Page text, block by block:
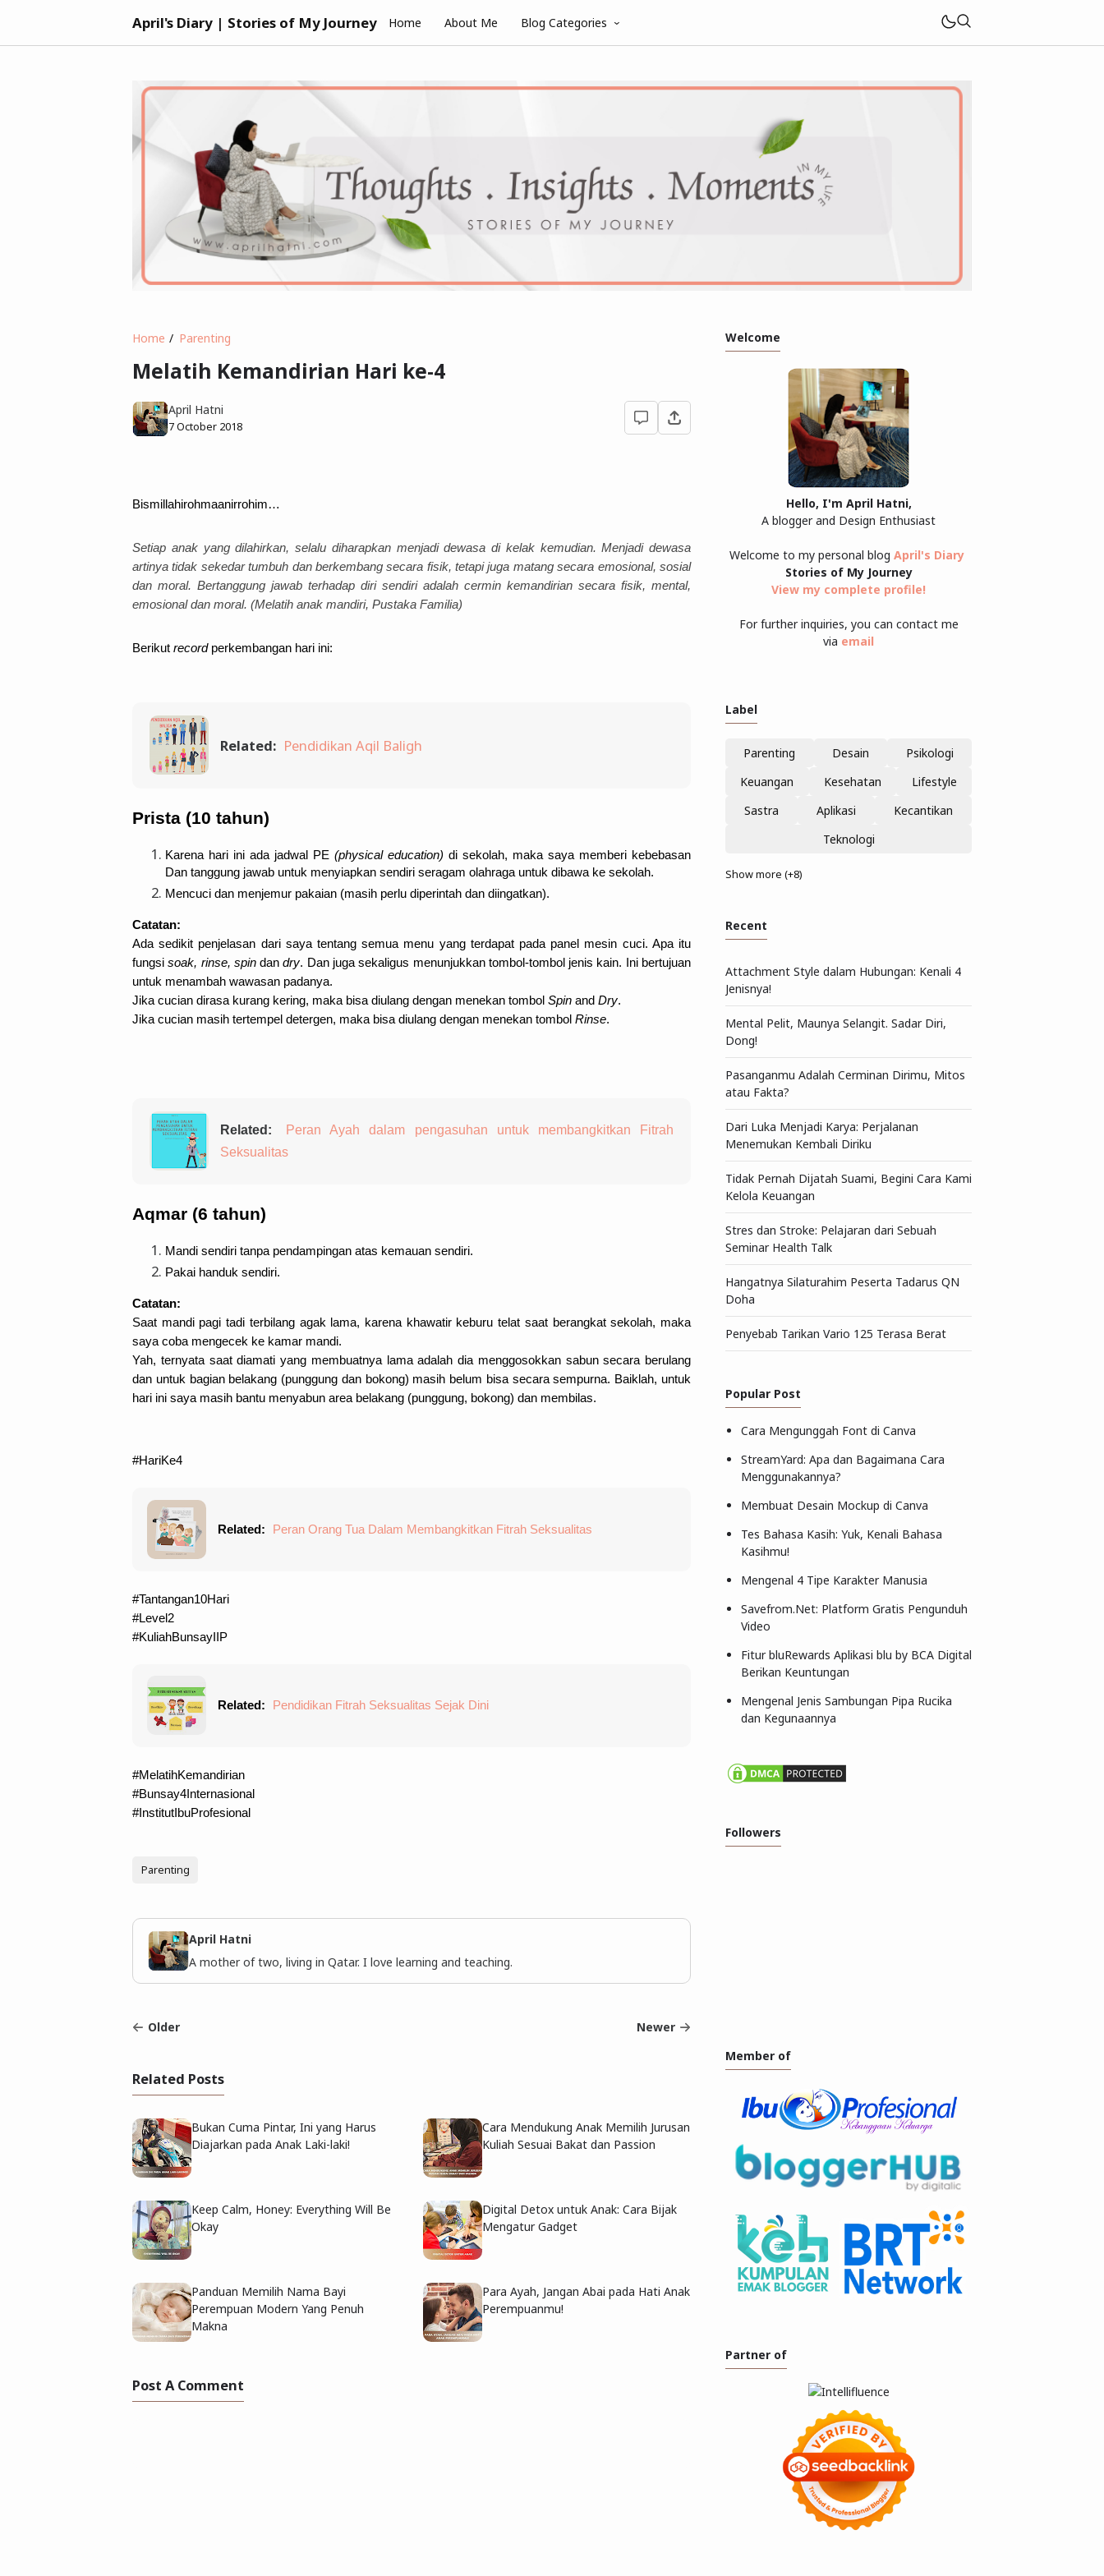
April's Diary | Stories of My Journey Home About Me Blog Categories
Home Parenting
Melatih Kemandirian Hari ke-4
April Hatni
7 October 2018
Bismillahirohmaanirrohim…
Setiap anak yang dilahirkan, selalu diharapkan menjadi dewasa di kelak kemudian. Menjadi dewasa
artinya tidak sekedar tumbuh dan berkembang secara fisik, tetapi juga matang secara emosional, sosial
dan moral. Bertanggung jawab terhadap diri sendiri adalah cermin kemandirian secara fisik, mental,
emosional dan moral. (Melatih anak mandiri, Pustaka Familia)
Berikut record perkembangan hari ini:
Related: Pendidikan Aqil Baligh
Karena hari ini ada jadwal PE (physical education) di sekolah, maka saya memberi kebebasan
Dan tanggung jawab untuk menyiapkan sendiri seragam olahraga untuk dibawa ke sekolah.
Mencuci dan menjemur pakaian (masih perlu diperintah dan diingatkan).
Catatan:
Ada sedikit penjelasan dari saya tentang semua menu yang terdapat pada panel mesin cuci. Apa itu
fungsi soak, rinse, spin dan dry. Dan juga sekaligus menunjukkan tombol-tombol jenis kain.
Ini bertujuan
untuk menambah wawasan padanya.
Jika cucian dirasa kurang kering, maka bisa diulang dengan menekan tombol Spin and Dry.
Jika cucian masih tertempel detergen, maka bisa diulang dengan menekan tombol Rinse.
Related:
Peran Ayah dalam pengasuhan untuk membangkitkan Fitrah
Seksualitas
Mandi sendiri tanpa pendampingan atas kemauan sendiri.
Pakai handuk sendiri.
Catatan:
Saat mandi pagi tadi terbilang agak lama, karena khawatir keburu telat saat berangkat sekolah, maka
saya coba mengecek ke kamar mandi.
Yah, ternyata saat diamati yang membuatnya lama adalah dia menggosokkan sabun secara berulang
dan untuk bagian belakang (punggung dan bokong) masih belum bisa secara sempurna. Baiklah, untuk
hari ini saya masih bantu menyabun area belakang (punggung, bokong) dan membilas.
#HariKe4
Related: Peran Orang Tua Dalam Membangkitkan Fitrah Seksualitas
#Tantangan10Hari
#Level2
#KuliahBunsayIIP
Related: Pendidikan Fitrah Seksualitas Sejak Dini
#MelatihKemandirian
#Bunsay4Internasional
#InstitutIbuProfesional
Parenting
April Hatni
A mother of two, living in Qatar. I love learning and teaching.
Older Newer
Related Posts
Bukan Cuma Pintar, Ini yang Harus
Diajarkan pada Anak Laki-laki!
Cara Mendukung Anak Memilih Jurusan
Kuliah Sesuai Bakat dan Passion
Keep Calm, Honey: Everything Will Be
Okay
Digital Detox untuk Anak: Cara Bijak
Mengatur Gadget
Panduan Memilih Nama Bayi
Perempuan Modern Yang Penuh
Makna
Para Ayah, Jangan Abai pada Hati Anak
Perempuanmu!
Post A Comment
Welcome
Hello, I'm April Hatni,
A blogger and Design Enthusiast
Welcome to my personal blog April's Diary
Stories of My Journey
View my complete profile!
For further inquiries, you can contact me
via email
Label
Parenting Desain
Psikologi
Keuangan
Kesehatan
Lifestyle
Sastra
Aplikasi
Kecantikan
Teknologi
Show more (+8)
Recent
Attachment Style dalam Hubungan: Kenali 4
Jenisnya!
Mental Pelit, Maunya Selangit. Sadar Diri,
Dong!
Pasanganmu Adalah Cerminan Dirimu, Mitos
atau Fakta?
Dari Luka Menjadi Karya: Perjalanan
Menemukan Kembali Diriku
Tidak Pernah Dijatah Suami, Begini Cara Kami
Kelola Keuangan
Stres dan Stroke: Pelajaran dari Sebuah
Seminar Health Talk
Hangatnya Silaturahim Peserta Tadarus QN
Doha
Penyebab Tarikan Vario 125 Terasa Berat
Popular Post
Cara Mengunggah Font di Canva
StreamYard: Apa dan Bagaimana Cara
Menggunakannya?
Membuat Desain Mockup di Canva
Tes Bahasa Kasih: Yuk, Kenali Bahasa
Kasihmu!
Mengenal 4 Tipe Karakter Manusia
Savefrom.Net: Platform Gratis Pengunduh
Video
Fitur bluRewards Aplikasi blu by BCA Digital
Berikan Keuntungan
Mengenal Jenis Sambungan Pipa Rucika
dan Kegunaannya
Followers
Member of
Partner of